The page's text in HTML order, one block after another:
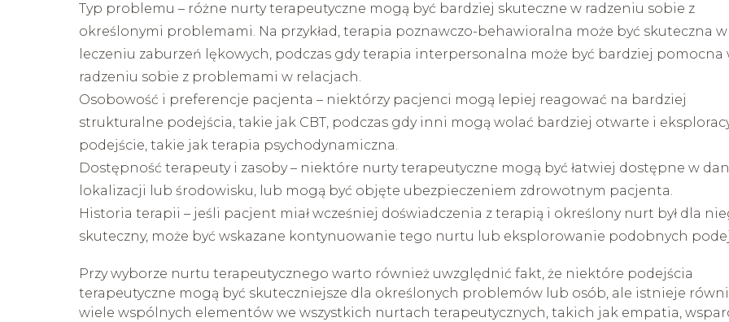
Typ problemu – różne nurty terapeutyczne mogą być bardziej skuteczne w radzeniu sobie z
określonymi problemami. Na przykład, terapia poznawczo-behawioralna może być skuteczna w
leczeniu zaburzeń lękowych, podczas gdy terapia interpersonalna może być bardziej pomocna
radzeniu sobie z problemami w relacjach.
Osobowość i preferencje pacjenta – niektórzy pacjenci mogą lepiej reagować na bardziej
strukturalne podejścia, takie jak CBT, podczas gdy inni mogą wolać bardziej otwarte i
podejście, takie jak terapia psychodynamiczna.
Dostępność terapeuty i zasoby – niektóre nurty terapeutyczne mogą być łatwiej dostępne w
lokalizacji lub środowisku, lub mogą być objęte ubezpieczeniem zdrowotnym pacjenta.
Historia terapii – jeśli pacjent miał wcześniej doświadczenia z terapią i określony nurt był dla
skuteczny, może być wskazane kontynuowanie tego nurtu lub eksplorowanie podobnych
Przy wyborze nurtu terapeutycznego warto również uwzględnić fakt, że niektóre podejścia
terapeutyczne mogą być skuteczniejsze dla określonych problemów lub osób, ale istnieje
wiele wspólnych elementów we wszystkich nurtach terapeutycznych, takich jak empatia,